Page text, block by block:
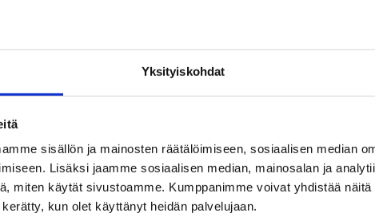
Yksityiskohdat
sisällön ja mainosten räätälöimiseen, sosiaalisen median
Lisäksi jaamme sosiaalisen median, mainosalan ja
miten käytät sivustoamme. Kumppanimme voivat yhdistää
kun olet käyttänyt heidän palvelujaan.